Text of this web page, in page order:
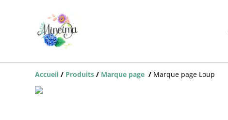
Accueil / Produits / Marque page / Marque page Loup